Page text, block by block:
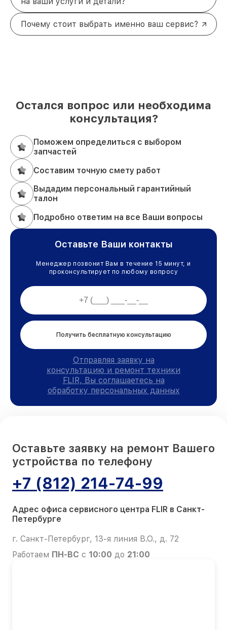
Почему стоит выбрать именно ваш сервис?
Остался вопрос или необходима
консультация?
Поможем определиться с выбором
запчастей
Составим точную смету работ
Выдадим персональный гарантийный
талон
Подробно ответим на все Ваши вопросы
Оставьте Ваши контакты
Менеджер позвонит Вам в течение 15 минут, и
проконсультирует по любому вопросу
Получить бесплатную консультацию
Отправляя заявку на
консультацию и ремонт техники
FLIR, Вы соглашаетесь на
обработку персональных данных
Оставьте заявку на ремонт Вашего
устройства по телефону
+7 (812) 214-74-99
Адрес офиса сервисного центра FLIR в Санкт-
Петербурге
г. Санкт-Петербург, 13-я линия В.О., д. 72
Работаем ПН-ВС с 10:00 до 21:00